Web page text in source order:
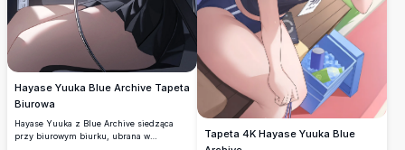
Hayase Yuuka Blue Archive Tapeta
Biurowa
Hayase Yuuka z Blue Archive siedząca
przy biurowym biurku, ubrana w
Tapeta 4K Hayase Yuuka Blue